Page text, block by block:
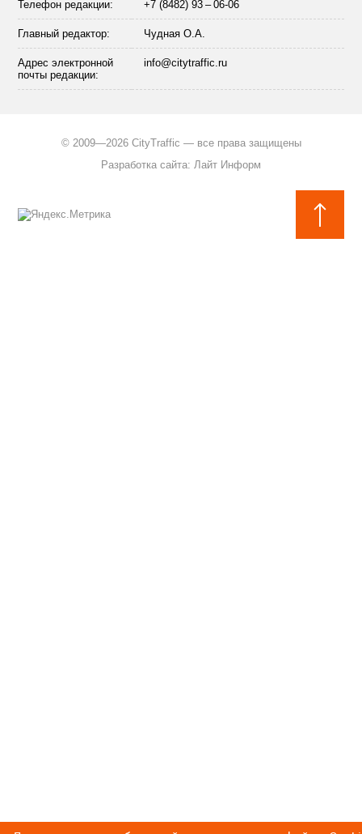
Телефон редакции: +7 (8482) 93 – 06-06
Главный редактор: Чудная О.А.
Адрес электронной
почты редакции:
info@citytraffic.ru
©2009—2026 CityTraffic — все права защищены
Разработка сайта: Лайт Информ